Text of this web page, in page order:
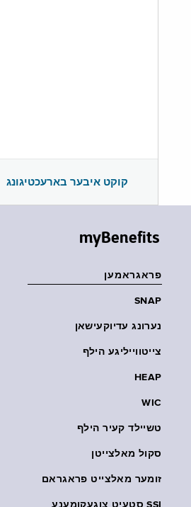
קוקט איבער בארעכטיגונג
myBenefits
פראגראמען
SNAP
נערונג עדיוקעישאן
צייטווייליגע הילף
HEAP
WIC
טשיילד קעיר הילף
סקול מאלצייטן
זומער מאלצייט פראגראם
SSI סטעיט צוגעקומענע